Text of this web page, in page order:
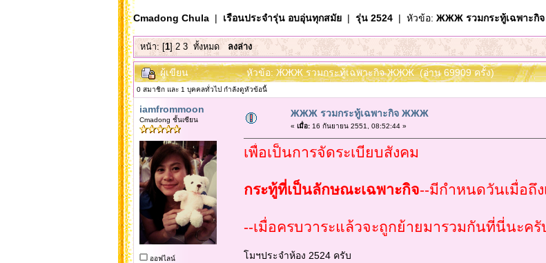
Cmadong Chula| เรือนประจำรุ่น อบอุ่นทุกสมัย| รุ่น 2524| หัวข้อ: ЖЖЖ รวมกระทู้เฉพาะ
หน้า: [1]2 3 ทั้งหมด ลงล่าง
ผู้เขียน หัวข้อ: ЖЖЖ รวมกระทู้เฉพาะกิจ ЖЖЖ (อ่าน 69909 ครั้ง)
0 สมาชิก และ 1 บุคคลทั่วไป กำลังดูหัวข้อนี้
iamfrommoon
Cmadong ชั้นเซียน
ออฟไลน์
ЖЖЖ รวมกระทู้เฉพาะกิจ ЖЖЖ
« เมื่อ:16 กันยายน 2551, 08:52:44 »
เพื่อเป็นการจัดระเบียบสังคม
กระทู้ที่เป็นลักษณะเฉพาะกิจ--มีกำหนดวันเมื่อถึ
--เมื่อครบวาระแล้วจะถูกย้ายมารวมกันที่นี่นะครั
โมฯประจำห้อง 2524 ครับ